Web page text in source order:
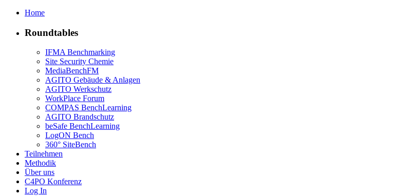
Home
Roundtables
IFMA Benchmarking
Site Security Chemie
MediaBenchFM
AGITO Gebäude & Anlagen
AGITO Werkschutz
WorkPlace Forum
COMPAS BenchLearning
AGITO Brandschutz
beSafe BenchLearning
LogON Bench
360° SiteBench
Teilnehmen
Methodik
Über uns
C4PO Konferenz
Log In